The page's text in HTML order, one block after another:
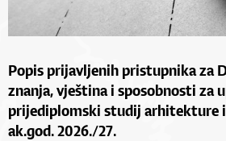
Popis prijavljenih pristupnika za
znanja, vještina i sposobnosti za
prijediplomski studij arhitekture
ak.god. 2026./27.